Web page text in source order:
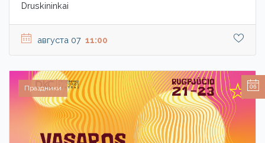
Druskininkai
августа 07 11:00
Праздники 06